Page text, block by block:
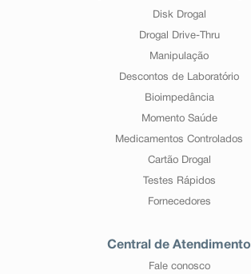
Disk Drogal
Drogal Drive-Thru
Manipulação
Descontos de Laboratório
Bioimpedância
Momento Saúde
Medicamentos Controlados
Cartão Drogal
Testes Rápidos
Fornecedores
Central de Atendimento
Fale conosco